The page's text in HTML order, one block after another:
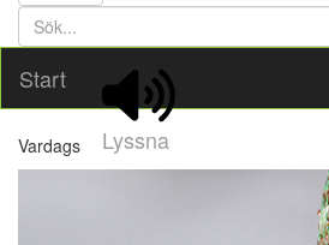
Söktext
Start
Lyssna
Vardags